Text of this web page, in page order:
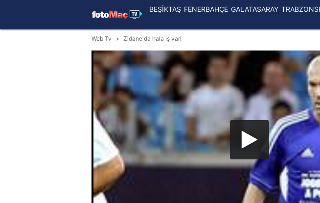
BEŞİKTAŞ FENERBAHÇE GALATASARAY
Web Tv Zidane'da hala iş var!